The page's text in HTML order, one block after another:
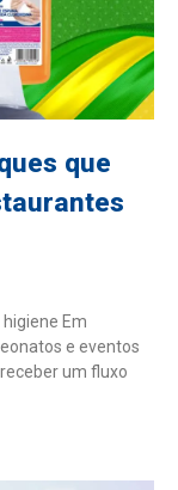
que
Em
e eventos
um fluxo